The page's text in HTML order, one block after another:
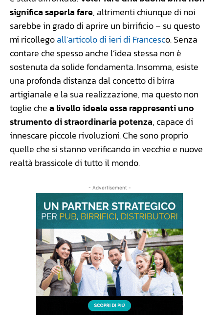
significa saperla fare, altrimenti chiunque di noi
sarebbe in grado di aprire un birrificio – su questo
mi ricollegoall’articolo di ieri di Francesco. Senza
contare che spesso anche l’idea stessa non è
sostenuta da solide fondamenta. Insomma, esiste
una profonda distanza dal concetto di birra
artigianale e la sua realizzazione, ma questo non
toglie chea livello ideale essa rappresenti uno
strumento di straordinaria potenza, capace di
innescare piccole rivoluzioni. Che sono proprio
quelle che si stanno verificando in vecchie e nuove
realtà brassicole di tutto il mondo.
- Advertisement -